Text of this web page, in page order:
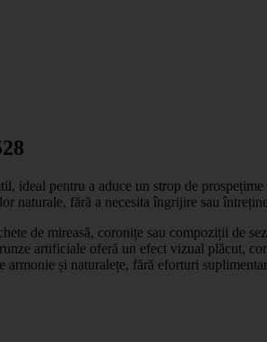
ideal pentru a aduce un strop de
naturale, fără a necesita îngrijire sau
de mireasă, coronițe sau compoziții de
artificiale oferă un efect vizual plăcut,
și naturalețe, fără eforturi